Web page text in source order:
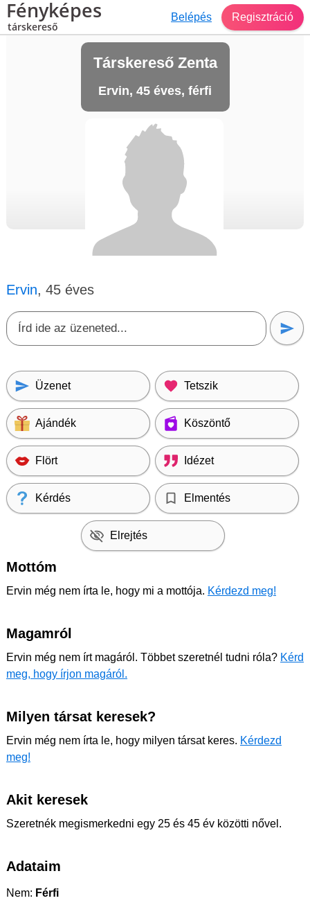
Fényképes
társkereső
Belépés Regisztráció
Társkereső Zenta
Ervin, 45 éves, férfi
Ervin, 45 éves
Üzenet Tetszik
Ajándék Köszöntő
Flört Idézet
Kérdés Elmentés
Elrejtés
Mottóm
Ervin még nem írta le, hogy mi a mottója. Kérdezd meg!
Magamról
Ervin még nem írt magáról. Többet szeretnél tudni róla? Kérd
meg, hogy írjon magáról.
Milyen társat keresek?
Ervin még nem írta le, hogy milyen társat keres. Kérdezd
meg!
Akit keresek
Szeretnék megismerkedni egy 25 és 45 év közötti nővel.
Adataim
Nem: Férfi